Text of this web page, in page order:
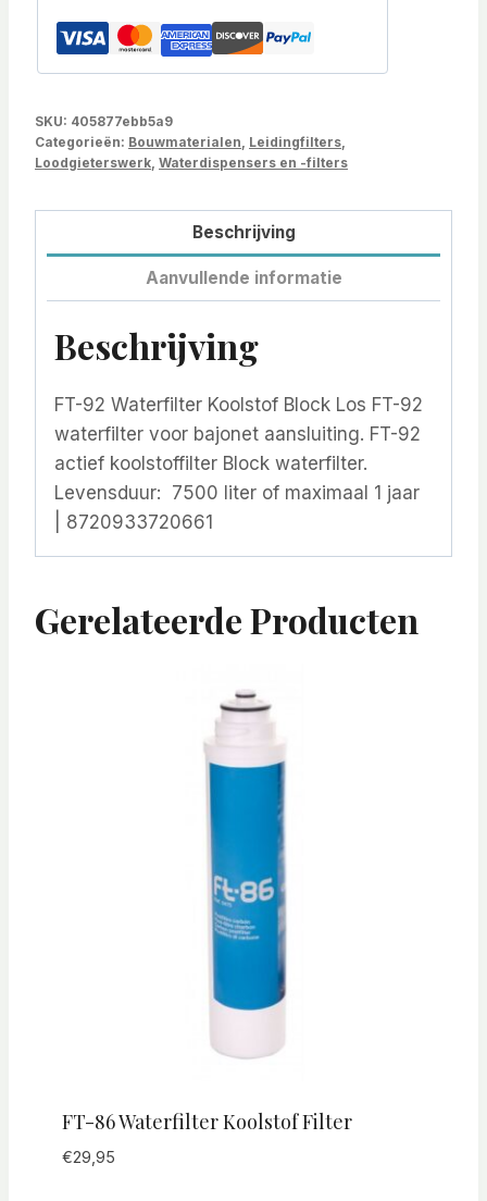
SKU: 405877ebb5a9
Categorieën: Bouwmaterialen Leidingfilters
Loodgieterswerk Waterdispensers en -filters
Beschrijving
Aanvullende informatie
Beschrijving
FT-92 Waterfilter Koolstof Block Los FT-92
waterfilter voor bajonet aansluiting. FT-92
actief koolstoffilter Block waterfilter.
Levensduur: 7500 liter of maximaal 1 jaar
| 8720933720661
Gerelateerde Producten
FT-86 Waterfilter Koolstof Filter
€29,95